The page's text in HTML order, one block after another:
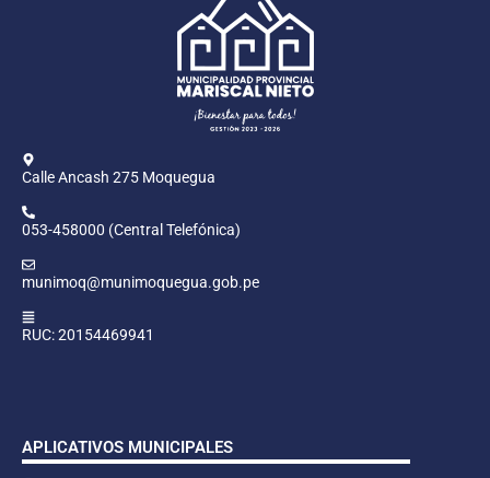
Calle Ancash 275 Moquegua
053-458000 (Central Telefónica)
munimoq@munimoquegua.gob.pe
RUC: 20154469941
APLICATIVOS MUNICIPALES